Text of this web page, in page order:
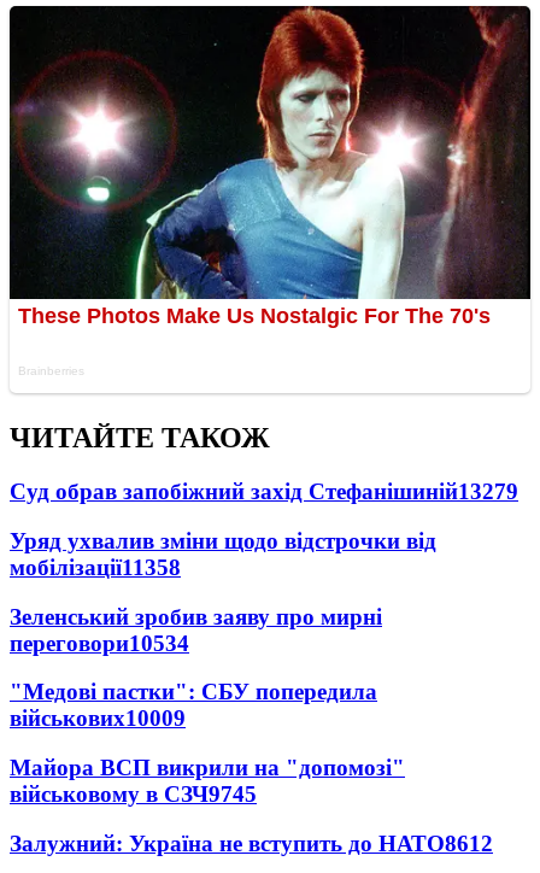
ЧИТАЙТЕ ТАКОЖ
Суд обрав запобіжний захід Стефанішиній13279
Уряд ухвалив зміни щодо відстрочки від
мобілізації11358
Зеленський зробив заяву про мирні
переговори10534
"Медові пастки": СБУ попередила
військових10009
Майора ВСП викрили на "допомозі"
військовому в СЗЧ9745
Залужний: Україна не вступить до НАТО8612